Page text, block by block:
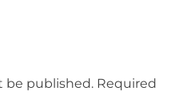
be published. Required